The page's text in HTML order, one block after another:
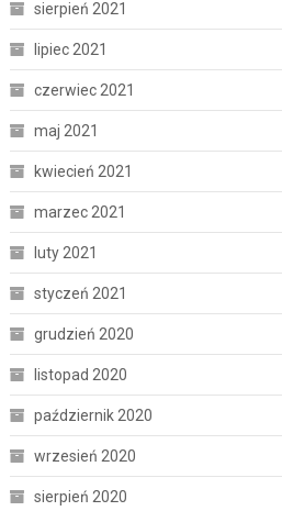
sierpień 2021
lipiec 2021
czerwiec 2021
maj 2021
kwiecień 2021
marzec 2021
luty 2021
styczeń 2021
grudzień 2020
listopad 2020
październik 2020
wrzesień 2020
sierpień 2020